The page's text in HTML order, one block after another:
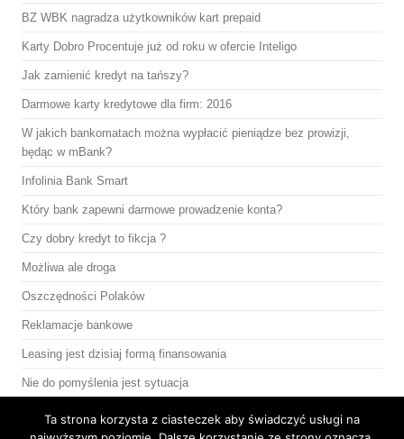
BZ WBK nagradza użytkowników kart prepaid
Karty Dobro Procentuje już od roku w ofercie Inteligo
Jak zamienić kredyt na tańszy?
Darmowe karty kredytowe dla firm: 2016
W jakich bankomatach można wypłacić pieniądze bez prowizji,
będąc w mBank?
Infolinia Bank Smart
Który bank zapewni darmowe prowadzenie konta?
Czy dobry kredyt to fikcja ?
Możliwa ale droga
Oszczędności Polaków
Reklamacje bankowe
Leasing jest dzisiaj formą finansowania
Nie do pomyślenia jest sytuacja
Bankomaty bez prowizji-jak znaleźć korzystne konto bankowe
Ta strona korzysta z ciasteczek aby świadczyć usługi na